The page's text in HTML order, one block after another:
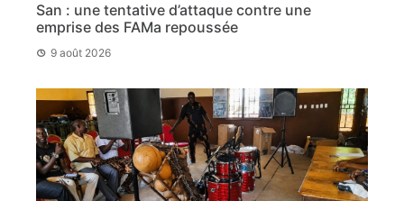
San : une tentative d’attaque contre une
emprise des FAMa repoussée
9 août 2026